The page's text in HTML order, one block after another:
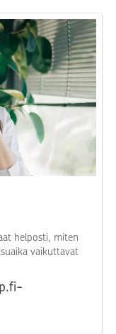
helposti, miten
vaikuttavat